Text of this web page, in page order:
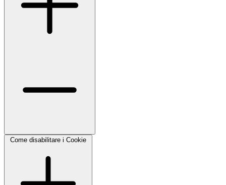
Come disabilitare i Cookie